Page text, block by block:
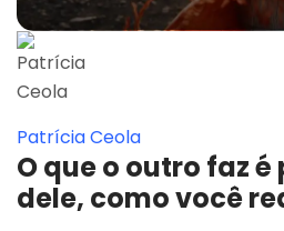
Patrícia Ceola
O que o outro faz
dele, como você